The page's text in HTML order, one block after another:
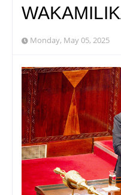
Monday, May 05, 2025